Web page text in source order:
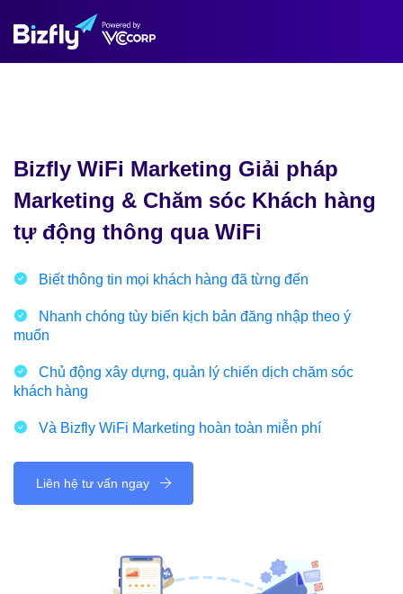
Bizfly WiFi Marketing Giải pháp
Marketing & Chăm sóc Khách hàng
tự động thông qua WiFi
Biết thông tin mọi khách hàng đã từng đến
Nhanh chóng tùy biến kịch bản đăng nhập theo ý
muốn
Chủ động xây dựng, quản lý chiến dịch chăm sóc
khách hàng
Và Bizfly WiFi Marketing hoàn toàn miễn phí
Liên hệ tư vấn ngay